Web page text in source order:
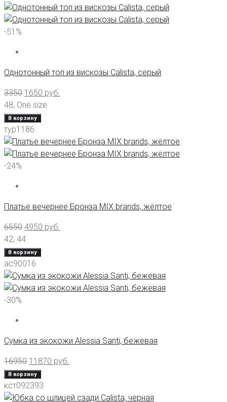
-51%
Однотонный топ из вискозы Calista, серый
3350 1650 руб.
48, One size
В корзину
тур1186
-24%
Платье вечернее Бронза MIX brands, жёлтое
6550 4950 руб.
42, 44
В корзину
ас90016
-30%
Сумка из экокожи Alessia Santi, бежевая
16950 11870 руб.
В корзину
кст092393